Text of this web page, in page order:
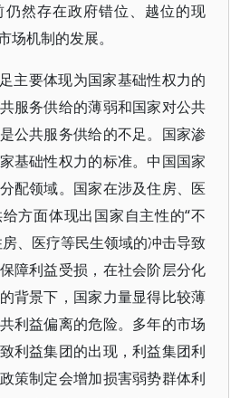
然存在政府错位、越位的现
场机制的发展。
主要体现为国家基础性权力的
服务供给的薄弱和国家对公共
公共服务供给的不足。国家渗
基础性权力的标准。中国国家
配领域。国家在涉及住房、医
方面体现出国家自主性的“不
、医疗等民生领域的冲击导致
障利益受损，在社会阶层分化
背景下，国家力量显得比较薄
利益偏离的危险。多年的市场
利益集团的出现，利益集团利
策制定会增加损害弱势群体利